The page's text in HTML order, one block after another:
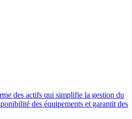
des actifs qui simplifie la gestion du
des équipements et garantit des